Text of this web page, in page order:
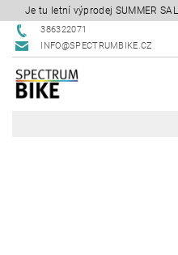
Je tu letní výprodej SUMMER
386322071
INFO@SPECTRUMBIKE.CZ